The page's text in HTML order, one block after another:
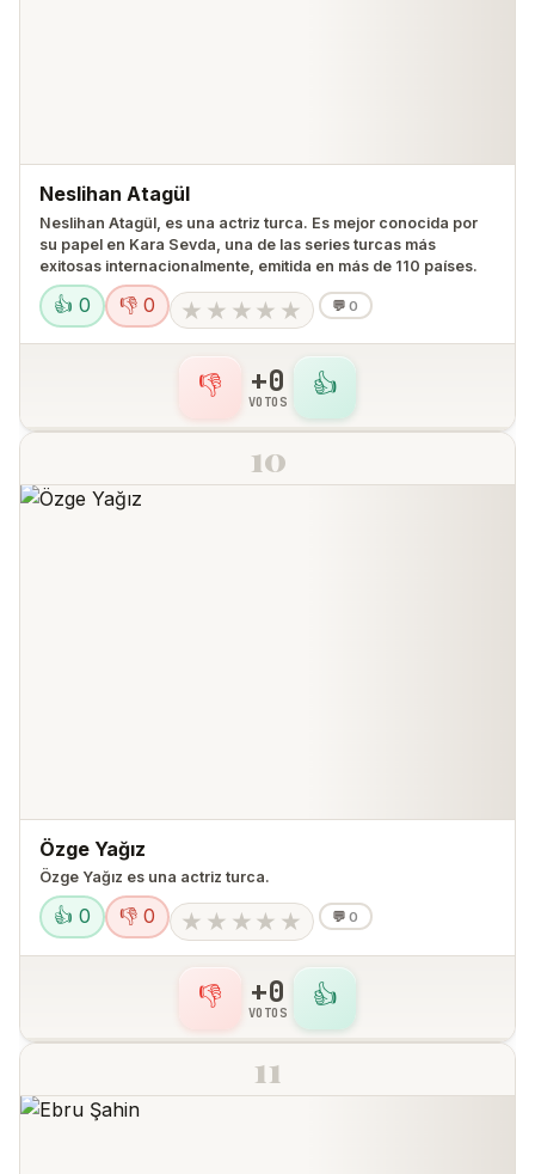
Neslihan Atagül
Neslihan Atagül, es una actriz turca. Es mejor conocida por
su papel en Kara Sevda​, una de las series turcas más
exitosas internacionalmente, emitida en más de 110 países.
👍 0 👎 0 ★ ★ ★ ★ ★ 💬 0
👍
+0
VOTOS
👎
10
Özge Yağız
Özge Yağız es una actriz turca.
👍 0 👎 0 ★ ★ ★ ★ ★ 💬 0
👍
+0
VOTOS
👎
11